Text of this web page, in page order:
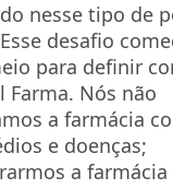
nesse tipo de
desafio
para definir
Farma. Nós não
a farmácia
e doenças;
a